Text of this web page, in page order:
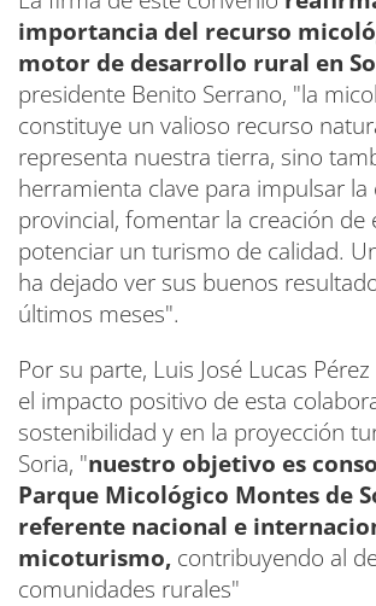
importancia del recurso
motor de desarrollo rural en
presidente Benito Serrano, "la
constituye un valioso recurso
representa nuestra tierra, sino
herramienta clave para impulsar la
provincial, fomentar la creación de
potenciar un turismo de calidad.
ha dejado ver sus buenos
últimos meses".
Por su parte, Luis José Lucas
el impacto positivo de esta
sostenibilidad y en la proyección
Soria, "nuestro objetivo es
Parque Micológico Montes de
referente nacional e
micoturismo, contribuyendo al
comunidades rurales"